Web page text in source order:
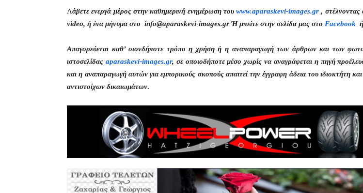
Λάβετε ενεργά μέρος στην καθημερινή ενημέρωση τουwww.aparaskevi-images.gr , στέλνοντας
video, ή ένα μήνυμα στο info@aparaskevi-images.gr Ή μπείτε στην σελίδα μας στο Facebook
Απαγορεύεται καθ’ οιονδήποτε τρόπο η χρήση ή η αναπαραγωγή των άρθρων και των
ιστοσελίδας aparaskevi-images.gr, σε οποιοδήποτε μέσο χωρίς να αναγράφεται η πηγή
και η αναπαραγωγή αυτών για εμπορικούς σκοπούς απαιτεί την έγγραφη άδεια του ιδιοκτήτη
αντιστοίχων δικαιωμάτων.